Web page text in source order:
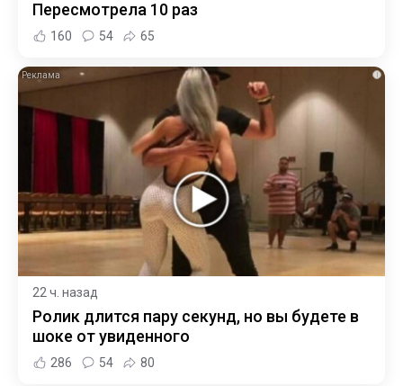
Пересмотрела 10 раз
160 54 65
i
22 ч. назад
Ролик длится пару секунд, но вы будете в
шоке от увиденного
286 54 80